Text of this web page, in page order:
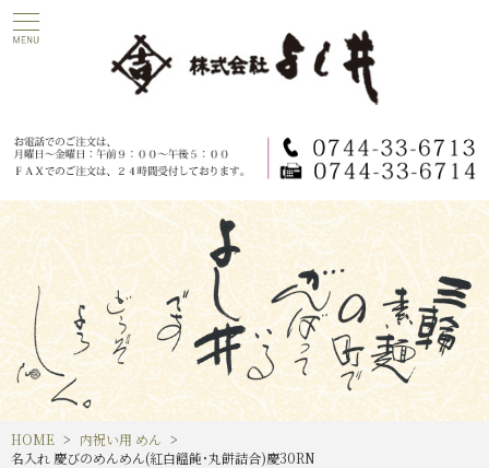
HOME
内祝い用 めん
名入れ 慶びのめんめん(紅白饂飩･丸餅詰合)慶30RN